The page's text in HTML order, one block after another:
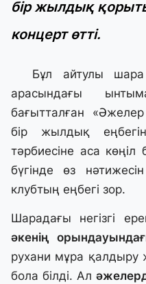
бір жылдық
концерт өтті.
Бұл айтулы шара
арасындағы
бағытталған
бір жылдық
тәрбиесіне аса
бүгінде өз
клубтың еңбегі зор.
Шарадағы негізгі
әкенің
рухани мұра қалдыру
бола білді. Ал ә